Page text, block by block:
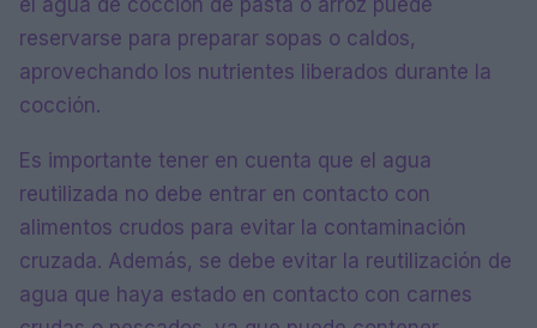
el agua de cocción de pasta o arroz puede
reservarse para preparar sopas o caldos,
aprovechando los nutrientes liberados durante la
cocción.
Es importante tener en cuenta que el agua
reutilizada no debe entrar en contacto con
alimentos crudos para evitar la contaminación
cruzada. Además, se debe evitar la reutilización de
agua que haya estado en contacto con carnes